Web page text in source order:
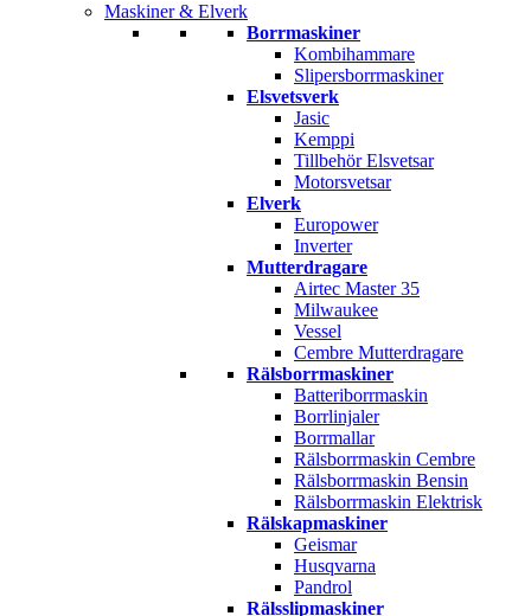
Maskiner & Elverk
Borrmaskiner
Kombihammare
Slipersborrmaskiner
Elsvetsverk
Jasic
Kemppi
Tillbehör Elsvetsar
Motorsvetsar
Elverk
Europower
Inverter
Mutterdragare
Airtec Master 35
Milwaukee
Vessel
Cembre Mutterdragare
Rälsborrmaskiner
Batteriborrmaskin
Borrlinjaler
Borrmallar
Rälsborrmaskin Cembre
Rälsborrmaskin Bensin
Rälsborrmaskin Elektrisk
Rälskapmaskiner
Geismar
Husqvarna
Pandrol
Rälsslipmaskiner